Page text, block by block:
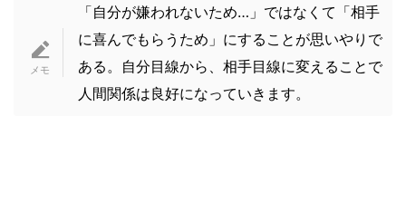
「自分が嫌われないため…」ではなくて「相手
に喜んでもらうため」にすることが思いやりで
ある。自分目線から、相手目線に変えることで
人間関係は良好になっていきます。